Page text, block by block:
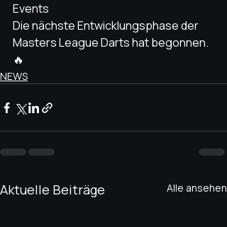
Events
Die nächste Entwicklungsphase der
Masters League Darts hat begonnen.
🔥
NEWS
Aktuelle Beiträge Alle ansehen